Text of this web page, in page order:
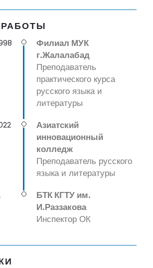
Филиал МУК
г.Жалалабад
Преподаватель
практического курса
русского языка и
литературы
Азиатский
инновационный
колледж
Преподаватель русского
языка и литературы
БТК КГТУ им.
И.Раззакова
Инспектор ОК